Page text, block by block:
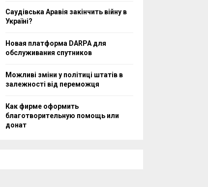
Саудівська Аравія закінчить війну в
Україні?
Новая платформа DARPA для
обслуживания спутников
Можливі зміни у політиці штатів в
залежності від переможця
Как фирме оформить
благотворительную помощь или
донат